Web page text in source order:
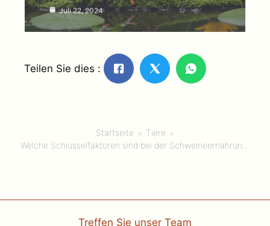
Juli 22, 2024
Teilen Sie dies :
Startseite
Tiere
Treffen Sie unser Team